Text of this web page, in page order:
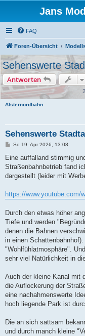
Jans
FAQ
Foren-Übersicht
Sehenswerte
Antworten
Alsternordbahn
Sehenswerte
B
i
r
a
So 19. Apr 2026, 13:08
Eine auffalland stimmig
Straßenbahnbetrieb fand
dargestellt (leider mit
https://www.youtube.com/
Durch den etwas höher
Tiefe und werden
denen die Bahnen
in einen
"Wohlfühlatmosphäre".
sehr viel Natürlichkeit in
Auch der kleine Kanal mit
die Auflockerung der
eine nachahmenswerte
hoch liegende Park ist
Die an sich sattsam
und durch manch kleine